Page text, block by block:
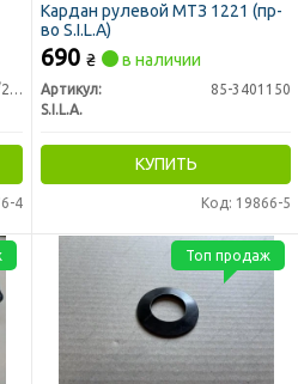
72-2209019/25/27
4
Кардан рулевой МТЗ 1221 (пр-
во S.I.L.A)
690 ₴ в наличии
Артикул:
85-3401150
S.I.L.A.
КУПИТЬ
Код: 19866-5
Топ продаж